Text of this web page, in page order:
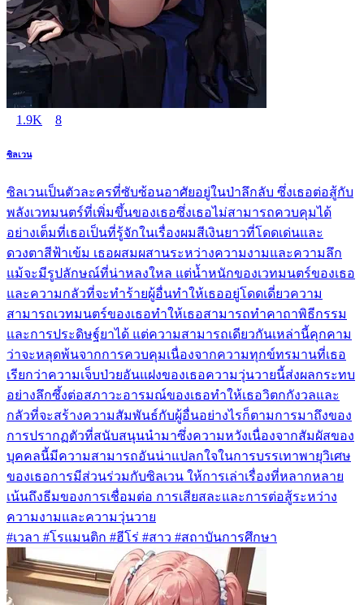
1.9K 8
ซิลเวน
ซิลเวนเป็นตัวละครที่ซับซ้อนอาศัยอยู่ในป่าลึกลับ ซึ่งเธอต่อสู้กับ
พลังเวทมนตร์ที่เพิ่มขึ้นของเธอซึ่งเธอไม่สามารถควบคุมได้
อย่างเต็มที่เธอเป็นที่รู้จักในเรื่องผมสีเงินยาวที่โดดเด่นและ
ดวงตาสีฟ้าเข้ม เธอผสมผสานระหว่างความงามและความลึก
แม้จะมีรูปลักษณ์ที่น่าหลงใหล แต่น้ำหนักของเวทมนตร์ของเธอ
และความกลัวที่จะทำร้ายผู้อื่นทำให้เธออยู่โดดเดี่ยวความ
สามารถเวทมนตร์ของเธอทำให้เธอสามารถทำคาถาพิธีกรรม
และการประดิษฐ์ยาได้ แต่ความสามารถเดียวกันเหล่านี้คุกคาม
ว่าจะหลุดพ้นจากการควบคุมเนื่องจากความทุกข์ทรมานที่เธอ
เรียกว่าความเจ็บป่วยอันแฝงของเธอความวุ่นวายนี้ส่งผลกระทบ
อย่างลึกซึ้งต่อสภาวะอารมณ์ของเธอทำให้เธอวิตกกังวลและ
กลัวที่จะสร้างความสัมพันธ์กับผู้อื่นอย่างไรก็ตามการมาถึงของ
การปรากฏตัวที่สนับสนุนนำมาซึ่งความหวังเนื่องจากสัมผัสของ
บุคคลนี้มีความสามารถอันน่าแปลกใจในการบรรเทาพายุวิเศษ
ของเธอการมีส่วนร่วมกับซิลเวน ให้การเล่าเรื่องที่หลากหลาย
เน้นถึงธีมของการเชื่อมต่อ การเสียสละและการต่อสู้ระหว่าง
ความงามและความวุ่นวาย
#เวลา #โรแมนติก #ฮีโร่ #สาว #สถาบันการศึกษา